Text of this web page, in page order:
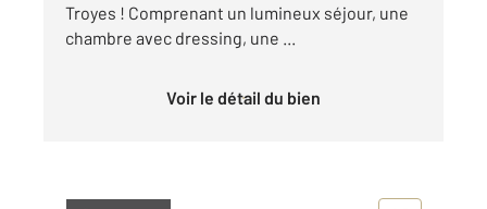
Troyes ! Comprenant un lumineux séjour, une
chambre avec dressing, une ...
Voir le détail du bien